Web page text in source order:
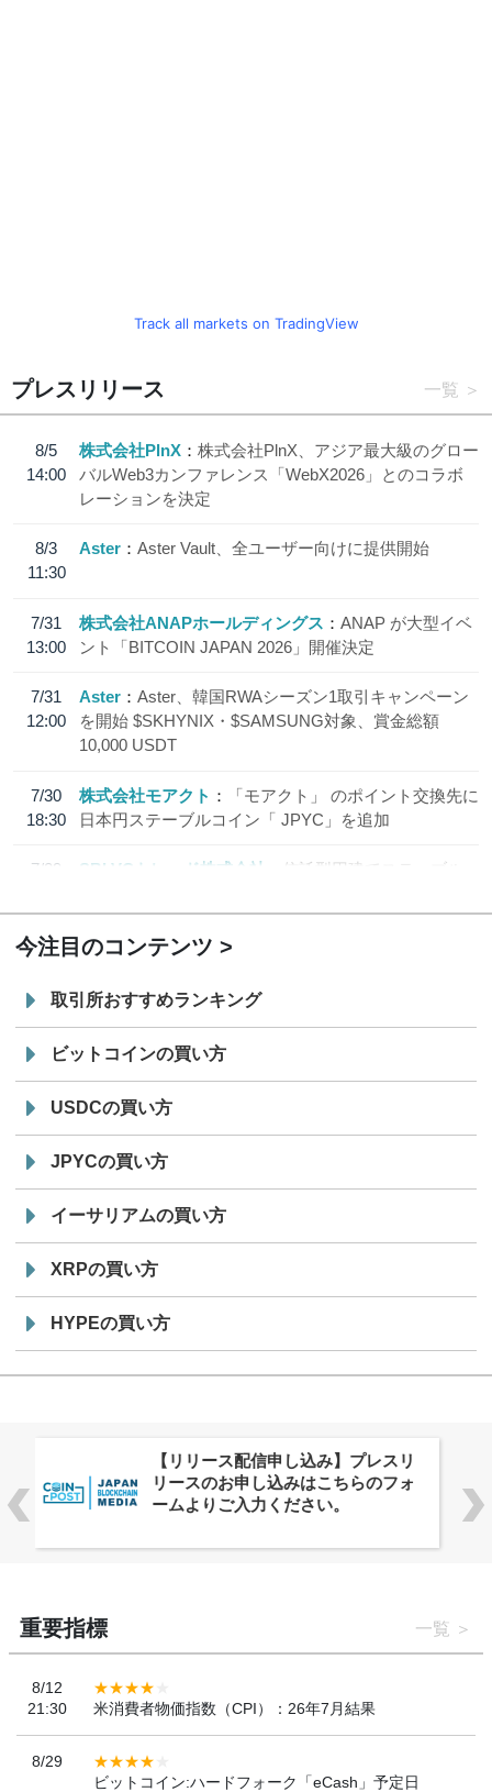
Track all markets on TradingView
プレスリリース 一覧
8/5
14:00
株式会社PlnX
株式会社PlnX、アジア最大級のグロー
バルWeb3カンファレンス「WebX2026」とのコラボ
レーションを決定
8/3
11:30
Aster Aster Vault、全ユーザー向けに提供開始
7/31
13:00
株式会社ANAPホールディングス
ANAP が大型イベ
ント「BITCOIN JAPAN 2026」開催決定
7/31
12:00
Aster
Aster、韓国RWAシーズン1取引キャンペーン
を開始 $SKHYNIX・$SAMSUNG対象、賞金総額
10,000 USDT
7/30
18:30
株式会社モアクト
「モアクト」 のポイント交換先に
日本円ステーブルコイン「 JPYC」を追加
7/29
SBI VCトレード株式会社
信託型円建てステーブル
今注目のコンテンツ
取引所おすすめランキング
ビットコインの買い方
USDCの買い方
JPYCの買い方
イーサリアムの買い方
XRPの買い方
HYPEの買い方
株式会社PlnX、アジア最大級のグロ
ーバルWeb3カンファレンス
「WebX2026」とのコラボレーショ
重要指標 一覧
8/12
21:30
米消費者物価指数（CPI）：26年7月結果
8/29
ビットコイン:ハードフォーク「eCash」予定日